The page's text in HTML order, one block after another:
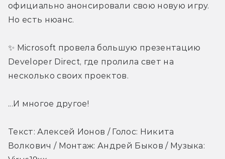
официально анонсировали свою новую игру.
Но есть нюанс.
✨ Microsoft провела большую презентацию
Developer Direct, где пролила свет на
несколько своих проектов.
...И многое другое!
Текст: Алексей Ионов / Голос: Никита
Волкович / Монтаж: Андрей Быков / Музыка: